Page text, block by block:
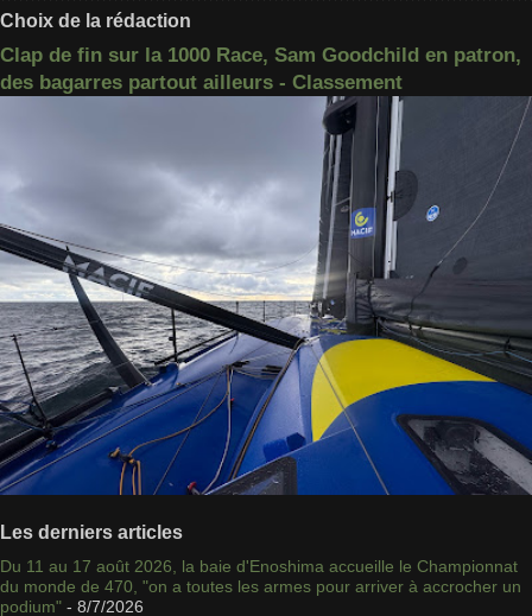
Choix de la rédaction
Clap de fin sur la 1000 Race, Sam Goodchild en patron,
des bagarres partout ailleurs - Classement
Les derniers articles
Du 11 au 17 août 2026, la baie d'Enoshima accueille le Championnat
du monde de 470, "on a toutes les armes pour arriver à accrocher un
podium" - 8/7/2026